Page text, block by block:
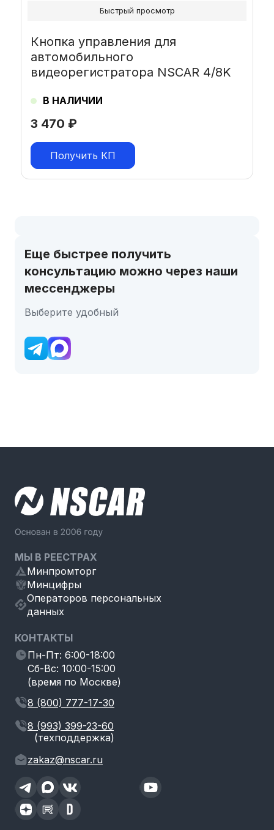
3 470 ₽
Кнопка управления для
автомобильного
видеорегистратора NSCAR 4/8K
В НАЛИЧИИ
Получить КП
Быстрый просмотр
Еще быстрее получить
консультацию можно через наши
мессенджеры
Выберите удобный
МЫ В РЕЕСТРАХ
Минпромторг
Минцифры
Операторов персональных
данных
КОНТАКТЫ
Пн-Пт: 6:00-18:00
Сб-Вс: 10:00-15:00
(время по Москве)
8 (800) 777-17-30
8 (993) 399-23-60
(техподдержка)
zakaz@nscar.ru